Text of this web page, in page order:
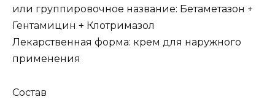
или группировочное название: Бетаметазон +
Гентамицин + Клотримазол
Лекарственная форма: крем для наружного
применения
Состав